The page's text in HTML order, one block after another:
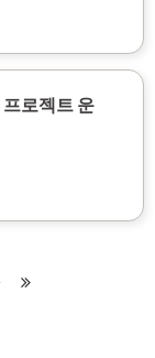
로젝트 운